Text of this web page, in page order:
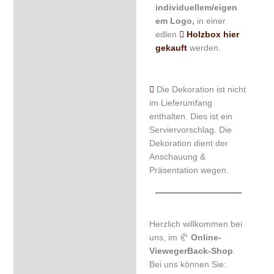
individuellem/eigen
em Logo, in einer
edlen
Holzbox hier
gekauftwerden.
Die Dekoration ist nicht
im Lieferumfang
enthalten. Dies ist ein
Serviervorschlag. Die
Dekoration dient der
Anschauung &
Präsentation wegen.
Herzlich willkommen bei
uns, im 🥐 Online-
ViewegerBack-Shop
Bei uns können Sie: